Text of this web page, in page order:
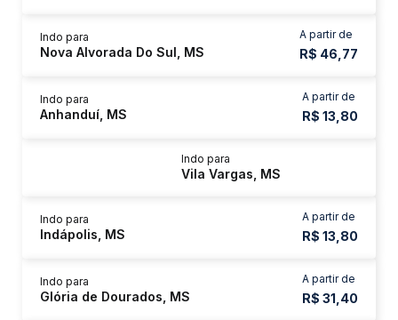
A partir de
R$ 46,77
Indo para
Nova Alvorada Do Sul, MS
A partir de
R$ 13,80
Indo para
Anhanduí, MS
Indo para
Vila Vargas, MS
A partir de
R$ 13,80
Indo para
Indápolis, MS
A partir de
R$ 31,40
Indo para
Glória de Dourados, MS